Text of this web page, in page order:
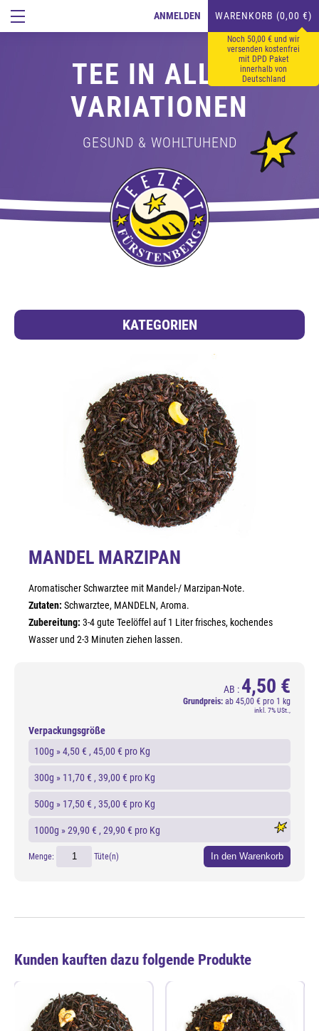
ANMELDEN WARENKORB (0,00 €)
Noch 50,00 € und wir
versenden kostenfrei
mit DPD Paket
innerhalb von
Deutschland
TEE IN ALLEN
VARIATIONEN
GESUND & WOHLTUHEND
KATEGORIEN
MANDEL MARZIPAN
Aromatischer Schwarztee mit Mandel-/ Marzipan-Note.
Zutaten: Schwarztee, MANDELN, Aroma.
Zubereitung: 3-4 gute Teelöffel auf 1 Liter frisches, kochendes
Wasser und 2-3 Minuten ziehen lassen.
AB : 4,50 €
Grundpreis: ab 45,00 € pro 1 kg
inkl. 7% USt.,
Verpackungsgröße
100g »4,50 € , 45,00 € pro Kg
300g » 11,70 € , 39,00 € pro Kg
500g » 17,50 € , 35,00 € pro Kg
1000g »29,90 € , 29,90 € pro Kg
Menge: Tüte(n) In den Warenkorb
Kunden kauften dazu folgende Produkte